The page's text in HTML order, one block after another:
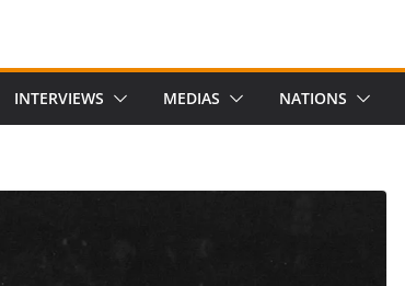
INTERVIEWS MEDIAS NATIONS